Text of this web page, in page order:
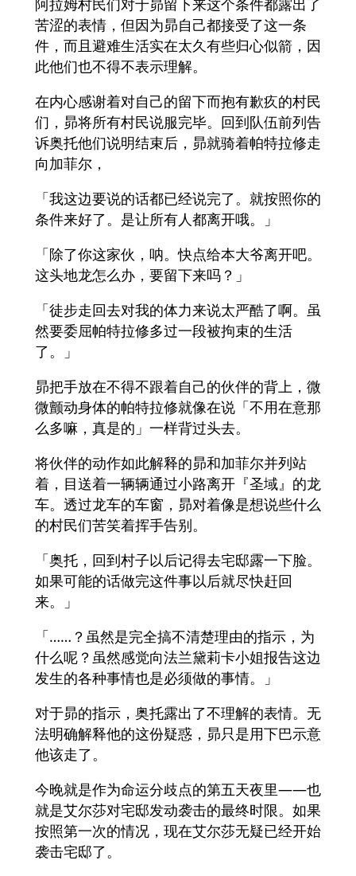
阿拉姆村民们对于昴留下来这个条件都露出了
苦涩的表情，但因为昴自己都接受了这一条
件，而且避难生活实在太久有些归心似箭，因
此他们也不得不表示理解。
在内心感谢着对自己的留下而抱有歉疚的村民
们，昴将所有村民说服完毕。回到队伍前列告
诉奥托他们说明结束后，昴就骑着帕特拉修走
向加菲尔，
「我这边要说的话都已经说完了。就按照你的
条件来好了。是让所有人都离开哦。」
「除了你这家伙，呐。快点给本大爷离开吧。
这头地龙怎么办，要留下来吗？」
「徒步走回去对我的体力来说太严酷了啊。虽
然要委屈帕特拉修多过一段被拘束的生活
了。」
昴把手放在不得不跟着自己的伙伴的背上，微
微颤动身体的帕特拉修就像在说「不用在意那
么多嘛，真是的」一样背过头去。
将伙伴的动作如此解释的昴和加菲尔并列站
着，目送着一辆辆通过小路离开『圣域』的龙
车。透过龙车的车窗，昴对着像是想说些什么
的村民们苦笑着挥手告别。
「奥托，回到村子以后记得去宅邸露一下脸。
如果可能的话做完这件事以后就尽快赶回
来。」
「……？虽然是完全搞不清楚理由的指示，为
什么呢？虽然感觉向法兰黛莉卡小姐报告这边
发生的各种事情也是必须做的事情。」
对于昴的指示，奥托露出了不理解的表情。无
法明确解释他的这份疑惑，昴只是用下巴示意
他该走了。
今晚就是作为命运分歧点的第五天夜里——也
就是艾尔莎对宅邸发动袭击的最终时限。如果
按照第一次的情况，现在艾尔莎无疑已经开始
袭击宅邸了。